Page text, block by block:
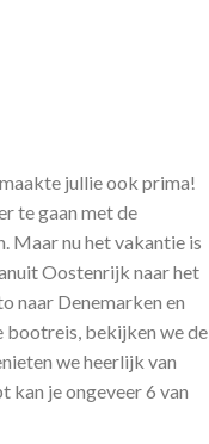
jullie ook prima!
te gaan met de
Maar nu het vakantie is
Oostenrijk naar het
naar Denemarken en
bootreis, bekijken we de
we heerlijk van
kan je ongeveer 6 van